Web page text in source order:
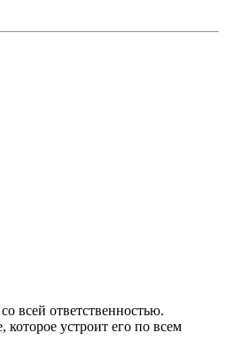
всей ответственностью.
устроит его по всем